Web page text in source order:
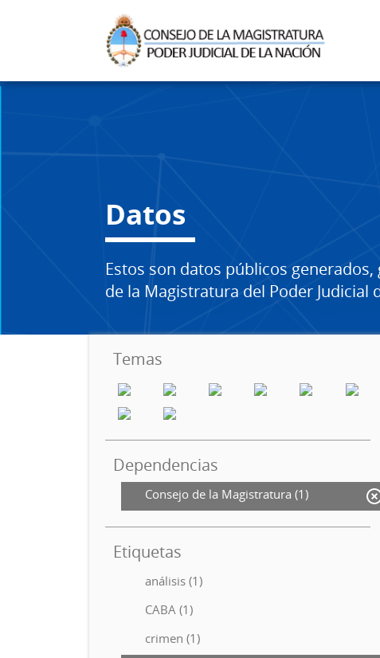
Datos
Estos son datos públicos
de la Magistratura del Poder Judicial
Temas
Dependencias
Consejo de la Magistratura (1)
Etiquetas
análisis (1)
CABA (1)
crimen (1)